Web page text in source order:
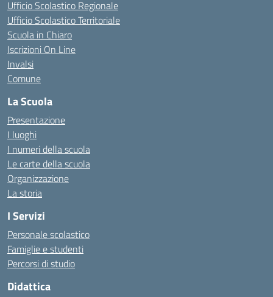
Ufficio Scolastico Regionale
Ufficio Scolastico Territoriale
Scuola in Chiaro
Iscrizioni On Line
Invalsi
Comune
La Scuola
Presentazione
I luoghi
I numeri della scuola
Le carte della scuola
Organizzazione
La storia
I Servizi
Personale scolastico
Famiglie e studenti
Percorsi di studio
Didattica